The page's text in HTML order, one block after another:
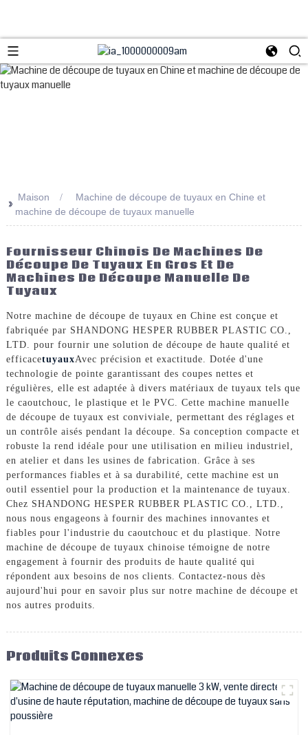
>> Maison
Machine de découpe de tuyaux en Chine et
machine de découpe de tuyaux manuelle
Fournisseur Chinois De Machines De
Découpe De Tuyaux En Gros Et De
Machines De Découpe Manuelle De
Tuyaux
Notre machine de découpe de tuyaux en Chine est conçue et
fabriquée par SHANDONG HESPER RUBBER PLASTIC CO.,
LTD. pour fournir une solution de découpe de haute qualité et
efficacetuyauxAvec précision et exactitude. Dotée d'une
technologie de pointe garantissant des coupes nettes et
régulières, elle est adaptée à divers matériaux de tuyaux tels que
le caoutchouc, le plastique et le PVC. Cette machine manuelle
de découpe de tuyaux est conviviale, permettant des réglages et
un contrôle aisés pendant la découpe. Sa conception compacte et
robuste la rend idéale pour une utilisation en milieu industriel,
en atelier et dans les usines de fabrication. Grâce à ses
performances fiables et à sa durabilité, cette machine est un
outil essentiel pour la production et la maintenance de tuyaux.
Chez SHANDONG HESPER RUBBER PLASTIC CO., LTD.,
nous nous engageons à fournir des machines innovantes et
fiables pour l'industrie du caoutchouc et du plastique. Notre
machine de découpe de tuyaux chinoise témoigne de notre
engagement à fournir des produits de haute qualité qui
répondent aux besoins de nos clients. Contactez-nous dès
aujourd'hui pour en savoir plus sur notre machine de découpe et
nos autres produits.
Produits Connexes